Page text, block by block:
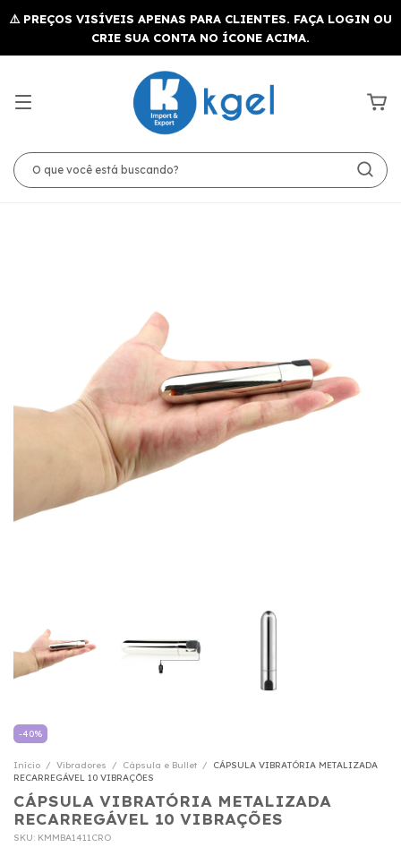
-40%
Início / Vibradores / Cápsula e Bullet /
CÁPSULA VIBRATÓRIA METALIZADA
RECARREGÁVEL 10 VIBRAÇÕES
CÁPSULA VIBRATÓRIA METALIZADA
RECARREGÁVEL 10 VIBRAÇÕES
SKU: KMMBA1411CRO